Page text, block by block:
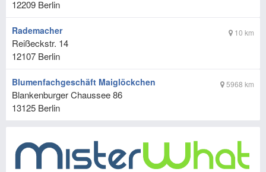
12209 Berlin
10 km
Rademacher
Reißeckstr. 14
12107 Berlin
5968 km
Blumenfachgeschäft Maiglöckchen
Blankenburger Chaussee 86
13125 Berlin